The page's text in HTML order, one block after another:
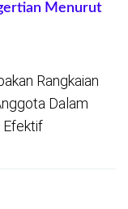
Menurut
Rangkaian
Dalam
Efektif